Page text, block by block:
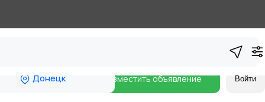
Донецк Разместить объявление Войти